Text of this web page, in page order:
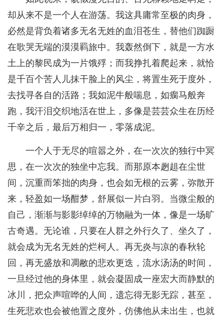
却从来不是一个人在游荡。我这具庸常至极的肉身，
必然是背负着诸多无名无姓的血泪苍生，替他们踟蹰
在歌哭无端的漠漠羁旅中。我轰然倒下，就是一方水
土上的黎民成为一片饿殍；而我挣扎着爬起来，就恰
是千百个苦人儿抹干脸上的风尘，将置生死于度外，
去找寻各自的活路；我如泥牛般喘息，如瘸马般奔
跑，我汗泪交织地活在世上，多像是芸芸众生在历经
千辛之后，最后万相归一，零落成泥。
一个人于无尽的喧嚣之外，在一次次的独行中冥
思，在一次次的独坐中忘我。而那原本趔趄在尘世
间，沉重而笨拙的肉身，也会如无根的云雾，弥散开
来，轻盈如一场酣梦，舒展似一片白羽。当微尘般的
自己，渐渐与影影绰绰的万物融为一体，像是一场旷
古奇遇。无论谁，只要在人群之外行久了、坐久了，
就会成为无名无姓的烂柯人。再无炎与凉的春秋轮
回，再无盛放和凋敝的悲欢更迭，流水汤汤的时间，
一旦经过他的身体里，就会凝固成一座宏大而静默的
冰川，把众声喧哗的人间，遗忘得无影无踪，甚至，
生死悲欢也会被他置之度外，仿佛他从未出生，也就